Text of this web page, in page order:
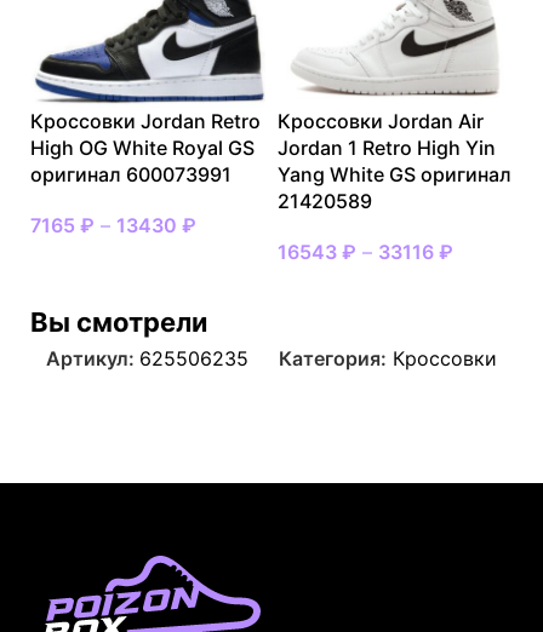
Кроссовки Jordan Retro
High OG White Royal GS
оригинал 600073991
7165 ₽ – 13430 ₽
Кроссовки Jordan Air
Jordan 1 Retro High Yin
Yang White GS оригинал
21420589
16543 ₽ – 33116 ₽
Вы смотрели
Артикул: 625506235 Категория: Кроссовки